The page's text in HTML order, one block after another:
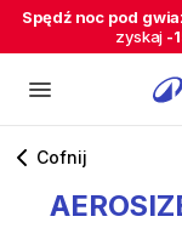
Spędź noc pod
zyskaj -
Cofnij